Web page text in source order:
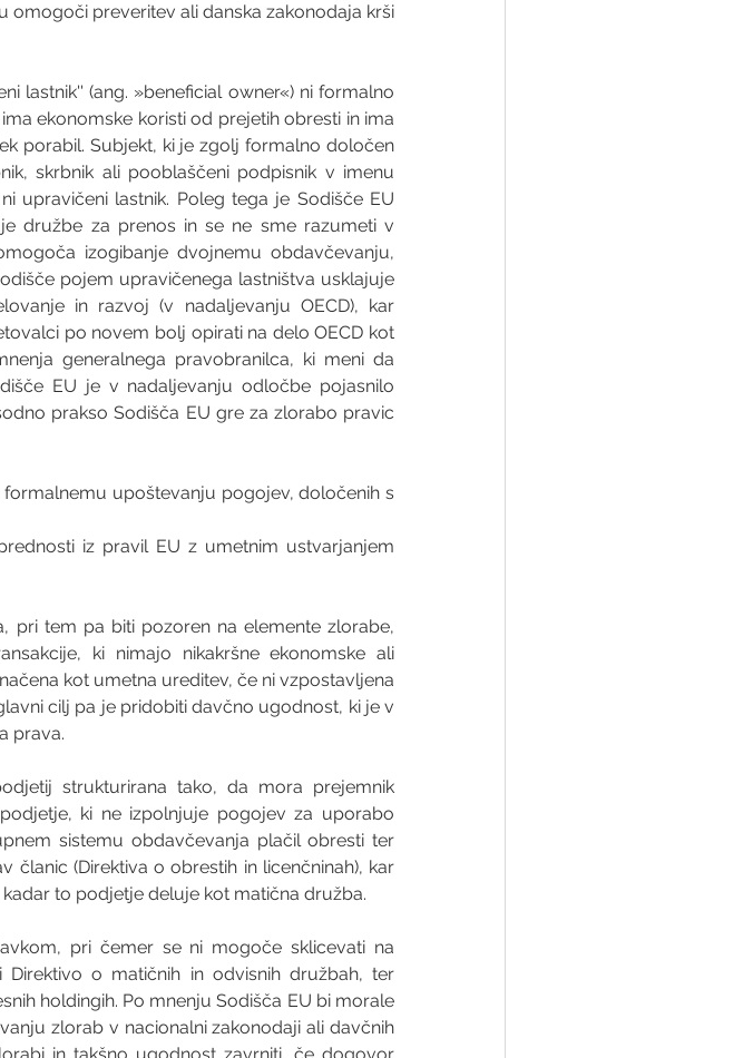
omogoči preveritev ali danska zakonodaja krši
lastnik'' (ang. »beneficial owner«) ni formalno
ekonomske koristi od prejetih obresti in ima
porabil. Subjekt, ki je zgolj formalno določen
skrbnik ali pooblaščeni podpisnik v imenu
upravičeni lastnik. Poleg tega je Sodišče EU
družbe za prenos in se ne sme razumeti v
izogibanje dvojnemu obdavčevanju,
pojem upravičenega lastništva usklajuje
in razvoj (v nadaljevanju OECD), kar
po novem bolj opirati na delo OECD kot
generalnega pravobranilca, ki meni da
EU je v nadaljevanju odločbe pojasnilo
prakso Sodišča EU gre za zlorabo pravic
upoštevanju pogojev, določenih s
iz pravil EU z umetnim ustvarjanjem
pri tem pa biti pozoren na elemente zlorabe,
ki nimajo nikakršne ekonomske ali
kot umetna ureditev, če ni vzpostavljena
cilj pa je pridobiti davčno ugodnost, ki je v
prava.
strukturirana tako, da mora prejemnik
ki ne izpolnjuje pogojev za uporabo
sistemu obdavčevanja plačil obresti ter
članic (Direktiva o obrestih in licenčninah), kar
to podjetje deluje kot matična družba.
pri čemer se ni mogoče sklicevati na
o matičnih in odvisnih družbah, ter
holdingih. Po mnenju Sodišča EU bi morale
zlorab v nacionalni zakonodaji ali davčnih